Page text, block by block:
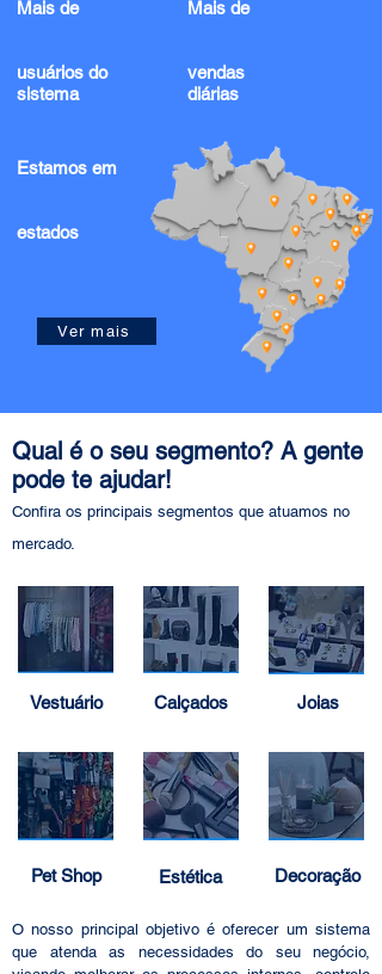
Mais de
usuários do
sistema
Mais de
vendas
diárias
Estamos em
estados
Ver mais
Qual é o seu segmento? A gente
pode te ajudar!
Confira os principais segmentos que atuamos no
mercado.
Vestuário Calçados Joias
Pet Shop Estética Decoração
O nosso principal objetivo é oferecer um sistema
que atenda as necessidades do seu negócio,